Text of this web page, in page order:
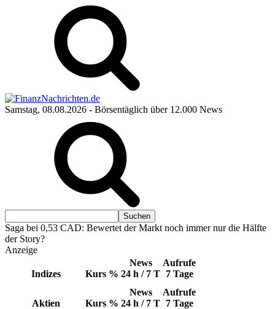
Samstag, 08.08.2026 - Börsentäglich über 12.000 News
Saga bei 0,53 CAD: Bewertet der Markt noch immer nur die Hälfte
der Story?
Anzeige
Indizes Kurs %
News
24 h / 7 T
Aufrufe
7 Tage
Aktien Kurs %
News
24 h / 7 T
Aufrufe
7 Tage